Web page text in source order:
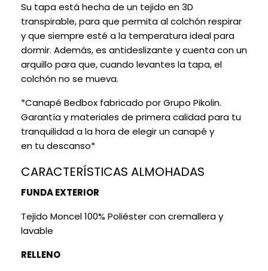
Su tapa está hecha de un tejido en 3D
transpirable, para que permita al colchón respirar
y que siempre esté a la temperatura ideal para
dormir. Además, es antideslizante y cuenta con un
arquillo para que, cuando levantes la tapa, el
colchón no se mueva.
*Canapé Bedbox fabricado por Grupo Pikolin.
Garantía y materiales de primera calidad para tu
tranquilidad a la hora de elegir un canapé y
en tu descanso*
CARACTERÍSTICAS ALMOHADAS
FUNDA EXTERIOR
Tejido Moncel 100% Poliéster con cremallera y
lavable
RELLENO